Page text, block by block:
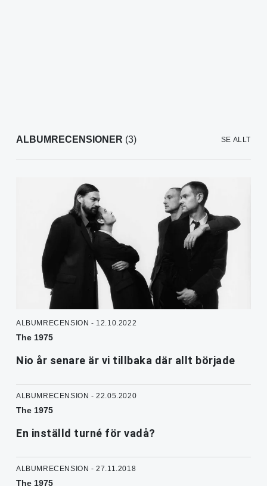
ALBUMRECENSIONER (3) SE ALLT
ALBUMRECENSION - 12.10.2022
The 1975
Nio år senare är vi tillbaka där allt började
ALBUMRECENSION - 22.05.2020
The 1975
En inställd turné för vadå?
ALBUMRECENSION - 27.11.2018
The 1975